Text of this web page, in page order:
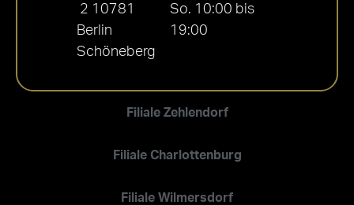
Filiale Zehlendorf
Filiale Charlottenburg
Filiale Wilmersdorf
2 10781
Berlin
Schöneberg
So. 10:00 bis
19:00